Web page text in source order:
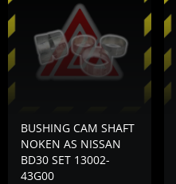
BUSHING CAM SHAFT
NOKEN AS NISSAN
BD30 SET 13002-
43G00